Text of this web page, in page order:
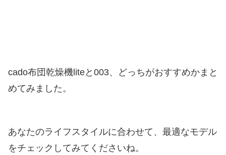
cado布団乾燥機liteと003、どっちがおすすめかまと
めてみました。
あなたのライフスタイルに合わせて、最適なモデル
をチェックしてみてくださいね。